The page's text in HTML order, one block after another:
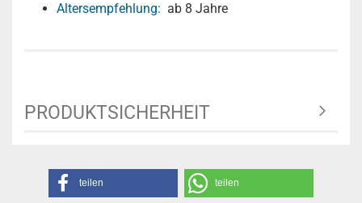
Altersempfehlung: ab 8 Jahre
PRODUKTSICHERHEIT
teilen teilen